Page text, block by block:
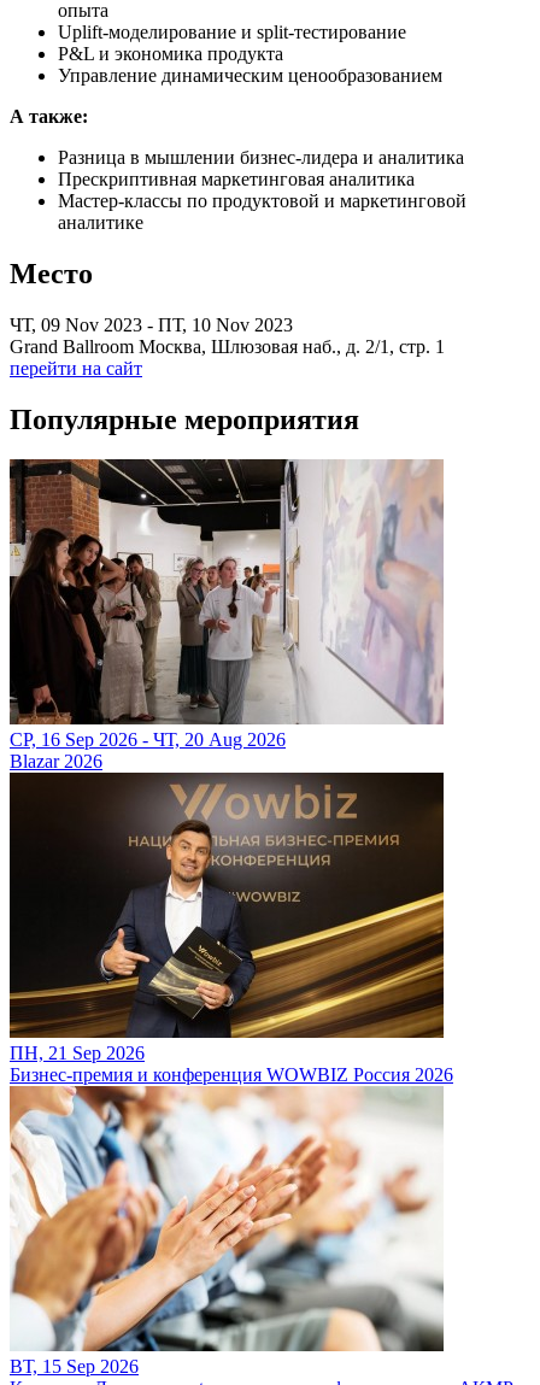
опыта
Uplift-моделирование и split-тестирование
P&L и экономика продукта
Управление динамическим ценообразованием
А также:
Разница в мышлении бизнес-лидера и аналитика
Прескриптивная маркетинговая аналитика
Мастер-классы по продуктовой и маркетинговой
аналитике
Место
ЧТ, 09 Nov 2023 - ПТ, 10 Nov 2023
Grand Ballroom Москва, Шлюзовая наб., д. 2/1, стр. 1
перейти на сайт
Популярные мероприятия
СР, 16 Sep 2026 - ЧТ, 20 Aug 2026
Blazar 2026
ПН, 21 Sep 2026
Бизнес-премия и конференция WOWBIZ Россия 2026
ВТ, 15 Sep 2026